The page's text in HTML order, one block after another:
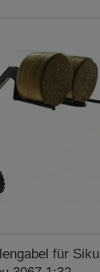
für Siku